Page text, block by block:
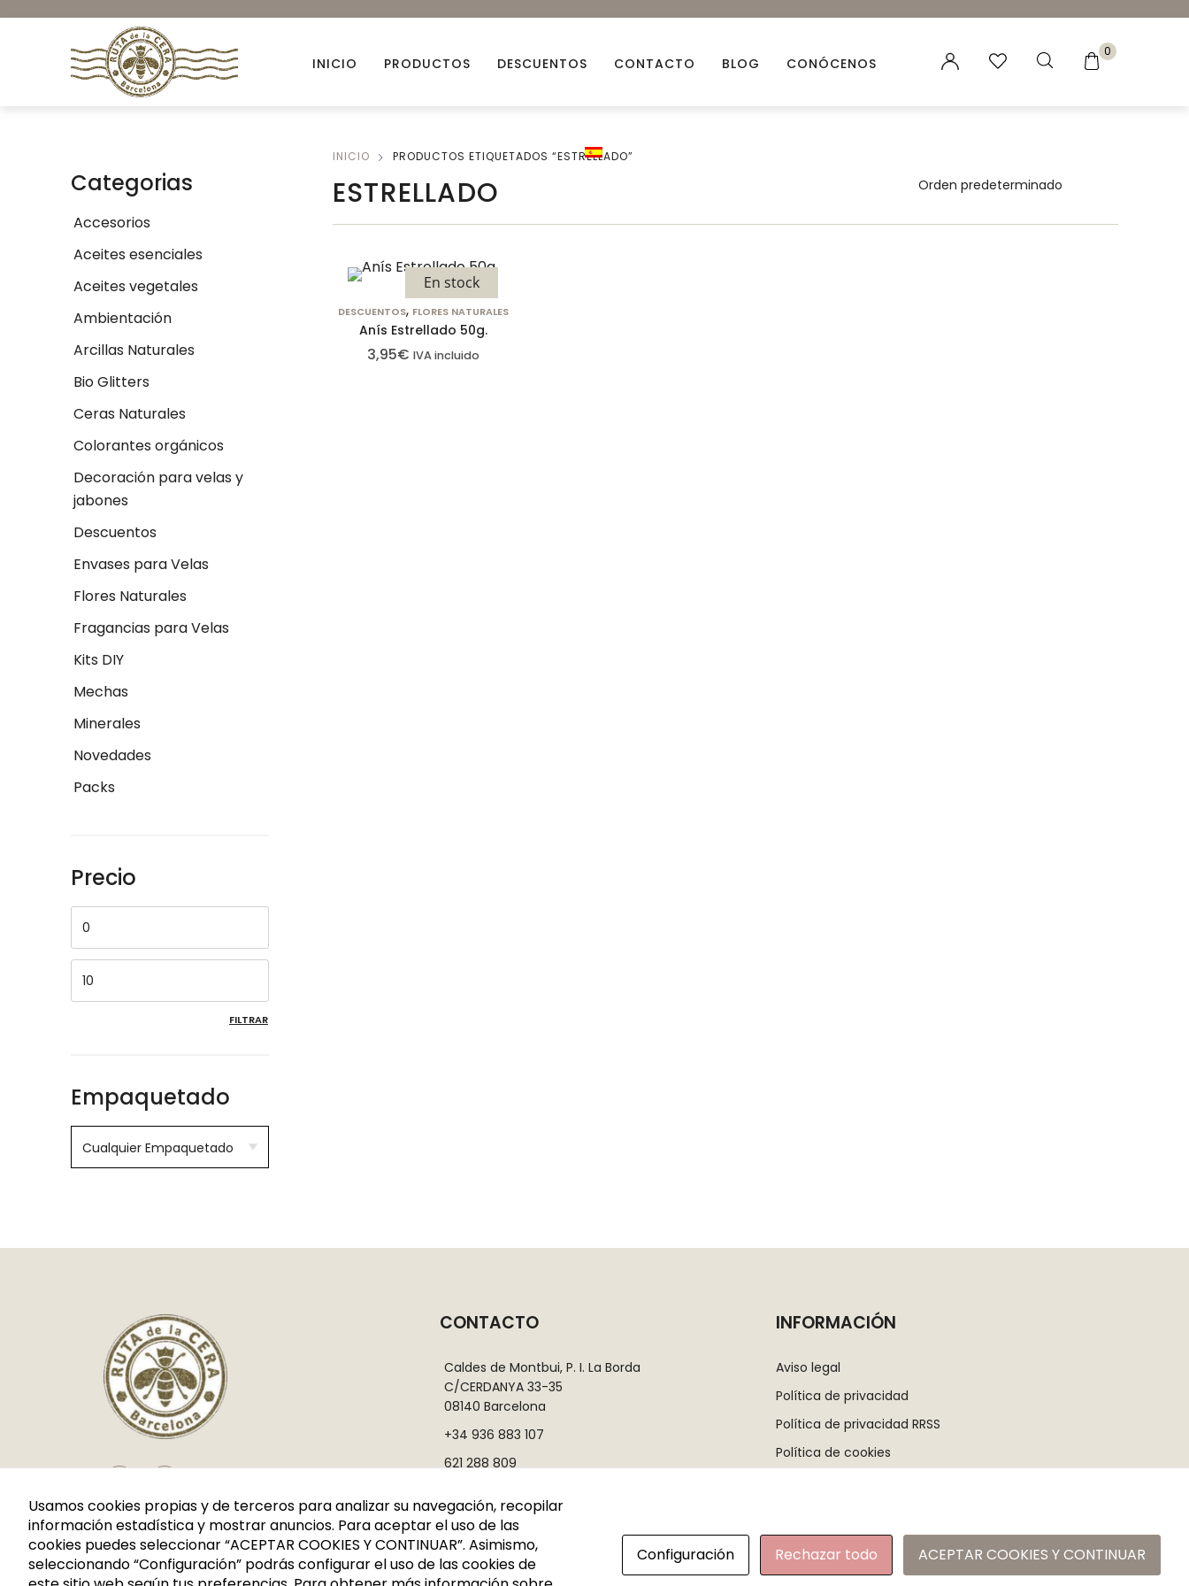
INICIO PRODUCTOS
Aceites esenciales
Arcillas Naturales
Colorantes orgánicos
Bio Glitters
Decoración para velas y jabones
Envases para Velas
Flores Naturales
Mechas
Descuentos
DESCUENTOS CONTACTO BLOG CONÓCENOS
0
Categorias
Accesorios
Aceites esenciales
Aceites vegetales
Ambientación
Arcillas Naturales
Bio Glitters
Ceras Naturales
Colorantes orgánicos
Decoración para velas y
jabones
Descuentos
Envases para Velas
Flores Naturales
Fragancias para Velas
Kits DIY
Mechas
Minerales
Novedades
Packs
Precio
FILTRAR
Empaquetado
INICIO PRODUCTOS ETIQUETADOS “ESTRELLADO”
ESTRELLADO
En stock
DESCUENTOS, FLORES NATURALES
Anís Estrellado 50g.
3,95€ IVA incluido
CONTACTO
Caldes de Montbui, P. I. La Borda
C/CERDANYA 33-35
08140 Barcelona
+34 936 883 107
621 288 809
INFORMACIÓN
Aviso legal
Política de privacidad
Política de privacidad RRSS
Política de cookies
Usamos cookies propias y de terceros para analizar su navegación, recopilar
información estadística y mostrar anuncios. Para aceptar el uso de las
cookies puedes seleccionar “ACEPTAR COOKIES Y CONTINUAR”. Asimismo,
seleccionando “Configuración” podrás configurar el uso de las cookies de
Configuración Rechazar todo ACEPTAR COOKIES Y CONTINUAR